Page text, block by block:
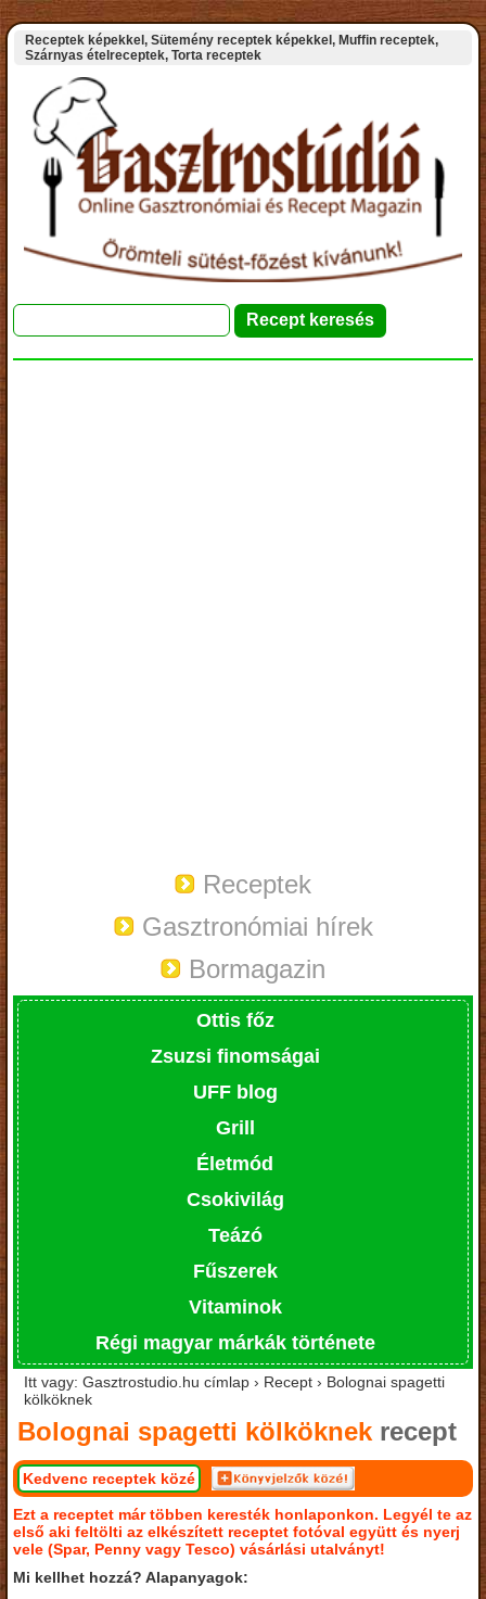
Receptek képekkel, Sütemény receptek képekkel, Muffin receptek,
Szárnyas ételreceptek, Torta receptek
Receptek
Gasztronómiai hírek
Bormagazin
Ottis főz
Zsuzsi finomságai
UFF blog
Grill
Életmód
Csokivilág
Teázó
Fűszerek
Vitaminok
Régi magyar márkák története
Itt vagy: Gasztrostudio.hu címlap › Recept › Bolognai spagetti
kölköknek
Bolognai spagetti kölköknek recept
Kedvenc receptek közé
Ezt a receptet már többen keresték honlaponkon. Legyél te az
első aki feltölti az elkészített receptet fotóval együtt és nyerj
vele (Spar, Penny vagy Tesco) vásárlási utalványt!
Mi kellhet hozzá? Alapanyagok: